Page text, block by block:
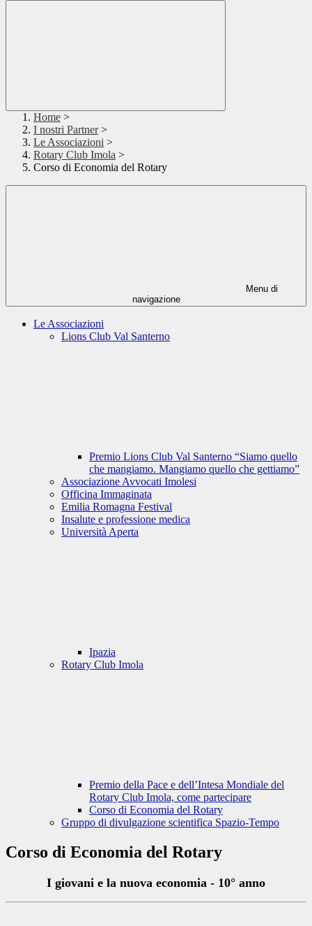
Home >
I nostri Partner >
Le Associazioni >
Rotary Club Imola >
Corso di Economia del Rotary
Menu di
navigazione
Le Associazioni
Lions Club Val Santerno
Premio Lions Club Val Santerno “Siamo quello
che mangiamo. Mangiamo quello che gettiamo”
Associazione Avvocati Imolesi
Officina Immaginata
Emilia Romagna Festival
Insalute e professione medica
Università Aperta
Ipazia
Rotary Club Imola
Premio della Pace e dell’Intesa Mondiale del
Rotary Club Imola, come partecipare
Corso di Economia del Rotary
Gruppo di divulgazione scientifica Spazio-Tempo
Corso di Economia del Rotary
I giovani e la nuova economia - 10° anno